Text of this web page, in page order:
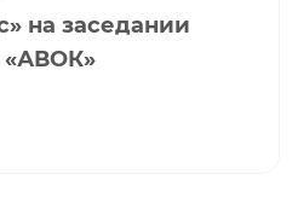
на заседании